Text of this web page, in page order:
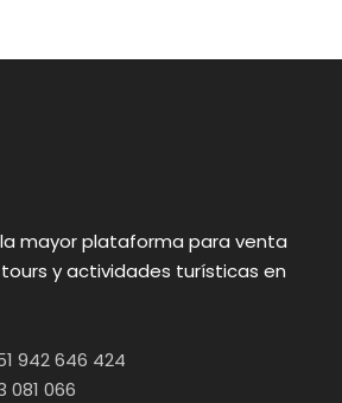
la mayor plataforma para venta
y actividades turísticas en
942 646 424
081 066